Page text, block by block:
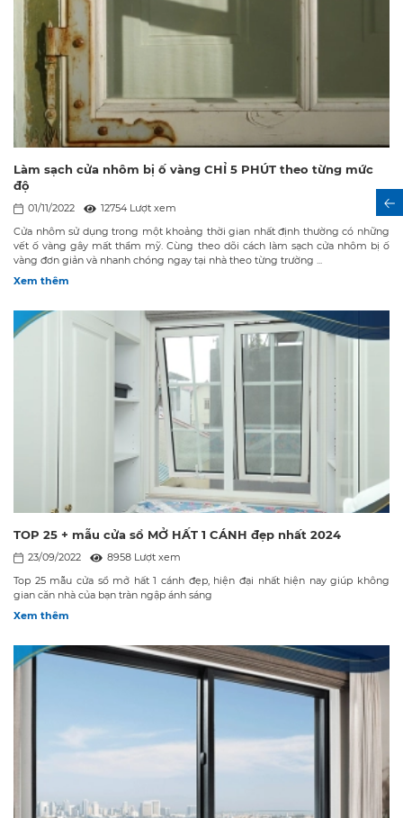
Làm sạch cửa nhôm bị ố vàng CHỈ 5 PHÚT theo từng mức
độ
01/11/2022
12754 Lượt xem
Cửa nhôm sử dụng trong một khoảng thời gian nhất định thường có những
vết ố vàng gây mất thẩm mỹ. Cùng theo dõi cách làm sạch cửa nhôm bị ố
vàng đơn giản và nhanh chóng ngay tại nhà theo từng trường ...
Xem thêm
TOP 25 + mẫu cửa sổ MỞ HẤT 1 CÁNH đẹp nhất 2024
23/09/2022
8958 Lượt xem
Top 25 mẫu cửa sổ mở hất 1 cánh đẹp, hiện đại nhất hiện nay giúp không
gian căn nhà của bạn tràn ngập ánh sáng
Xem thêm